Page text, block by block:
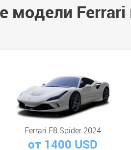
модели Ferrari
Ferrari F8 Spider 2024
от 1400 USD